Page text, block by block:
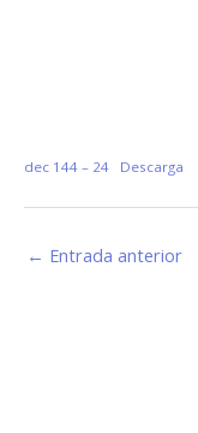
dec 144 – 24 Descarga
← Entrada anterior